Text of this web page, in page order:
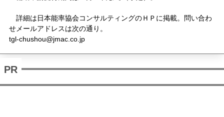
詳細は日本能率協会コンサルティングのＨＰに掲載。問い合わ
せメールアドレスは次の通り。
tgl-chushou@jmac.co.jp